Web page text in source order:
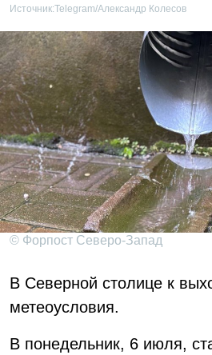
Источник:Telegram/Александр Колесов
© Форпост Северо-Запад
В Северной столице к
метеоусловия.
В понедельник, 6 июля,